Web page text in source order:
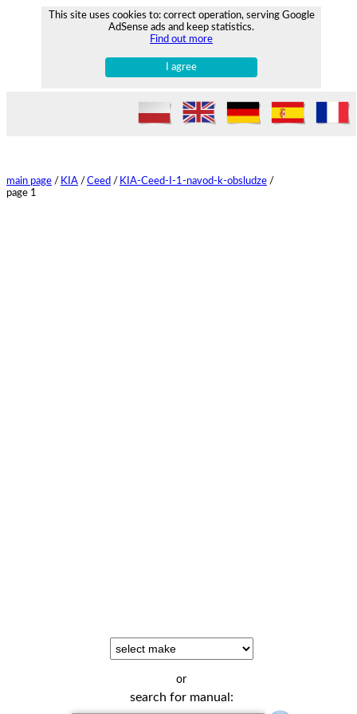
This site uses cookies to: correct operation, serving Google
AdSense ads and keep statistics.
Find out more
I agree
main page / KIA / Ceed / KIA-Ceed-I-1-navod-k-obsludze /
page 1
or
search for manual: